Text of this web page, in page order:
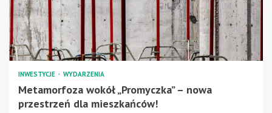
INWESTYCJE WYDARZENIA
Metamorfoza wokół „Promyczka” – nowa
przestrzeń dla mieszkańców!